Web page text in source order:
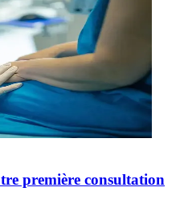
première consultation